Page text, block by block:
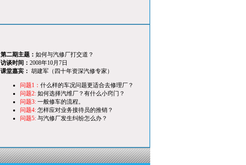
第二期主题： 如何与汽修厂打交道？
访谈时间： 2008年10月7日
课堂嘉宾： 胡建军（四十年资深汽修专家 ）
问题1： 什么样的车况问题更适合去修理厂？
问题2: 如何选择汽维厂？有什么小窍门？
问题3: 一般修车的流程。
问题4: 怎样应对业务接待员的推销？
问题5: 与汽修厂发生纠纷怎么办？